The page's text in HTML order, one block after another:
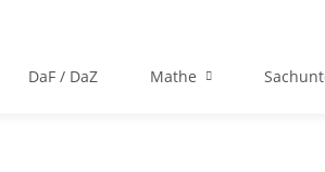
DaF / DaZ Mathe